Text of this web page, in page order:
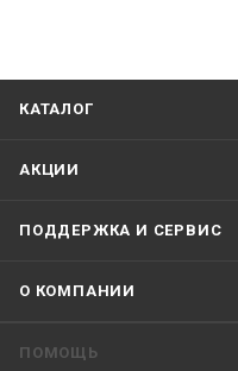
КАТАЛОГ
АКЦИИ
ПОДДЕРЖКА И СЕРВИС
О КОМПАНИИ
ПОМОЩЬ